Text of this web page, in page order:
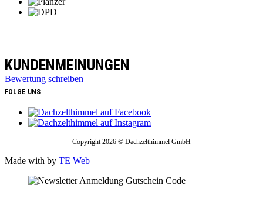
KUNDENMEINUNGEN
Bewertung schreiben
FOLGE UNS
Copyright 2026 © Dachzelthimmel GmbH
Made with by TE Web